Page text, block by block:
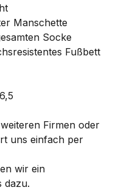
Manschette
Socke
Fußbett
Firmen oder
uns einfach per
wir ein
dazu.